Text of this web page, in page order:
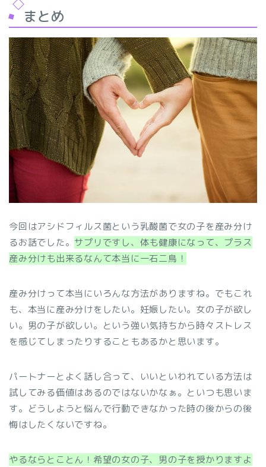
まとめ
今回はアシドフィルス菌という乳酸菌で女の子を産み分け
るお話でした。 サプリですし、体も健康になって、プラス
産み分けも出来るなんて本当に一石二鳥！
産み分けって本当にいろんな方法がありますね。でもこれ
も、本当に産み分けをしたい。妊娠したい。女の子が欲し
い。男の子が欲しい。という強い気持ちから時々ストレス
を感じてしまったりすることもあるかと思います。
パートナーとよく話し合って、いいといわれている方法は
試してみる価値はあるのではないかなぁ。といつも思いま
す。どうしようと悩んで行動できなかった時の後からの後
悔はしたくないですね。
やるならとことん！希望の女の子、男の子を授かりますよ